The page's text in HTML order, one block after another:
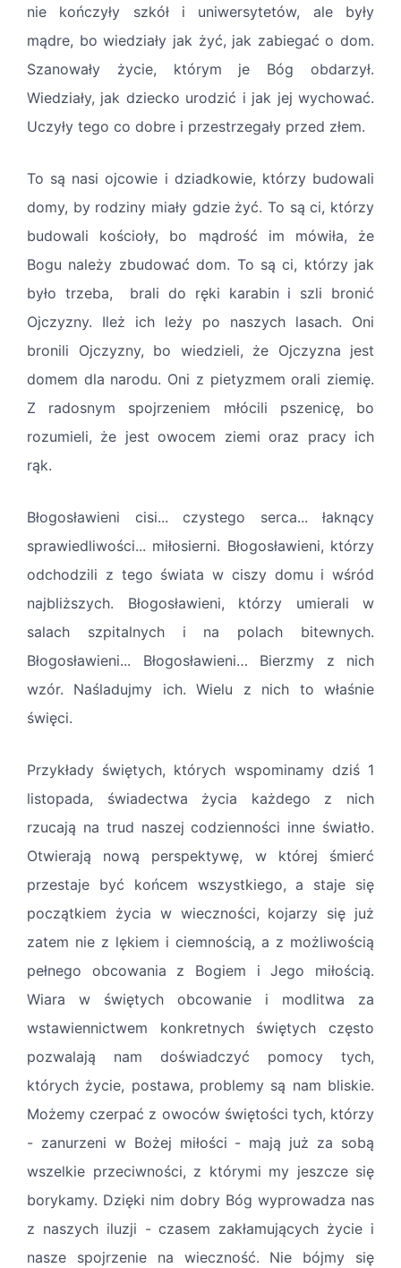
nie kończyły szkół i uniwersytetów, ale były
mądre, bo wiedziały jak żyć, jak zabiegać o dom.
Szanowały życie, którym je Bóg obdarzył.
Wiedziały, jak dziecko urodzić i jak jej wychować.
Uczyły tego co dobre i przestrzegały przed złem.
To są nasi ojcowie i dziadkowie, którzy budowali
domy, by rodziny miały gdzie żyć. To są ci, którzy
budowali kościoły, bo mądrość im mówiła, że
Bogu należy zbudować dom. To są ci, którzy jak
było trzeba, brali do ręki karabin i szli bronić
Ojczyzny. Ileż ich leży po naszych lasach. Oni
bronili Ojczyzny, bo wiedzieli, że Ojczyzna jest
domem dla narodu. Oni z pietyzmem orali ziemię.
Z radosnym spojrzeniem młócili pszenicę, bo
rozumieli, że jest owocem ziemi oraz pracy ich
rąk.
Błogosławieni cisi... czystego serca... łaknący
sprawiedliwości... miłosierni. Błogosławieni, którzy
odchodzili z tego świata w ciszy domu i wśród
najbliższych. Błogosławieni, którzy umierali w
salach szpitalnych i na polach bitewnych.
Błogosławieni... Błogosławieni… Bierzmy z nich
wzór. Naśladujmy ich. Wielu z nich to właśnie
święci.
Przykłady świętych, których wspominamy dziś 1
listopada, świadectwa życia każdego z nich
rzucają na trud naszej codzienności inne światło.
Otwierają nową perspektywę, w której śmierć
przestaje być końcem wszystkiego, a staje się
początkiem życia w wieczności, kojarzy się już
zatem nie z lękiem i ciemnością, a z możliwością
pełnego obcowania z Bogiem i Jego miłością.
Wiara w świętych obcowanie i modlitwa za
wstawiennictwem konkretnych świętych często
pozwalają nam doświadczyć pomocy tych,
których życie, postawa, problemy są nam bliskie.
Możemy czerpać z owoców świętości tych, którzy
- zanurzeni w Bożej miłości - mają już za sobą
wszelkie przeciwności, z którymi my jeszcze się
borykamy. Dzięki nim dobry Bóg wyprowadza nas
z naszych iluzji - czasem zakłamujących życie i
nasze spojrzenie na wieczność. Nie bójmy się